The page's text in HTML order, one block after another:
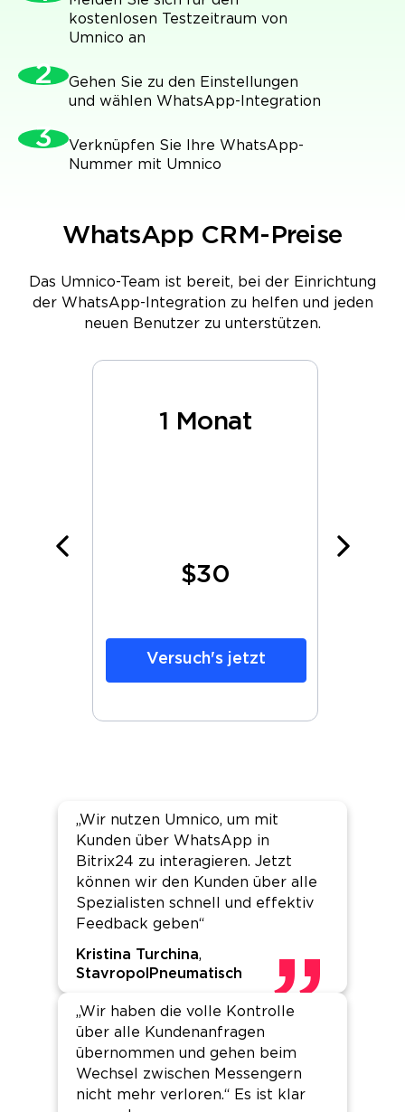
kostenlosen Testzeitraum von
Umnico an
Gehen Sie zu den Einstellungen
und wählen WhatsApp-Integration
Verknüpfen Sie Ihre WhatsApp-
Nummer mit Umnico
WhatsApp CRM-Preise
Das Umnico-Team ist bereit, bei der Einrichtung
der WhatsApp-Integration zu helfen und jeden
neuen Benutzer zu unterstützen.
1 Monat
$30
Versuch's jetzt
„Wir nutzen Umnico, um mit
Kunden über WhatsApp in
Bitrix24 zu interagieren. Jetzt
können wir den Kunden über alle
Spezialisten schnell und effektiv
Feedback geben“
Kristina Turchina,
StavropolPneumatisch
„Wir haben die volle Kontrolle
über alle Kundenanfragen
übernommen und gehen beim
Wechsel zwischen Messengern
nicht mehr verloren.“ Es ist klar